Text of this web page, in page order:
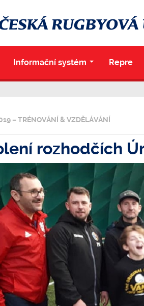
Informační systém Repre
– TRÉNOVÁNÍ & VZDĚLÁVÁNÍ
rozhodčích